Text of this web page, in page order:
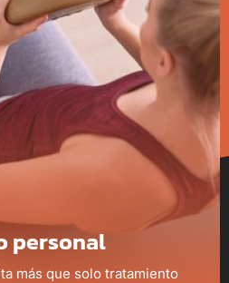
personal
más que solo tratamiento